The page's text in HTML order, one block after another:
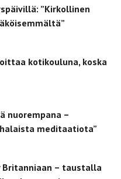
”Kirkollinen
kotikouluna, koska
nuorempana –
meditaatiota”
– taustalla